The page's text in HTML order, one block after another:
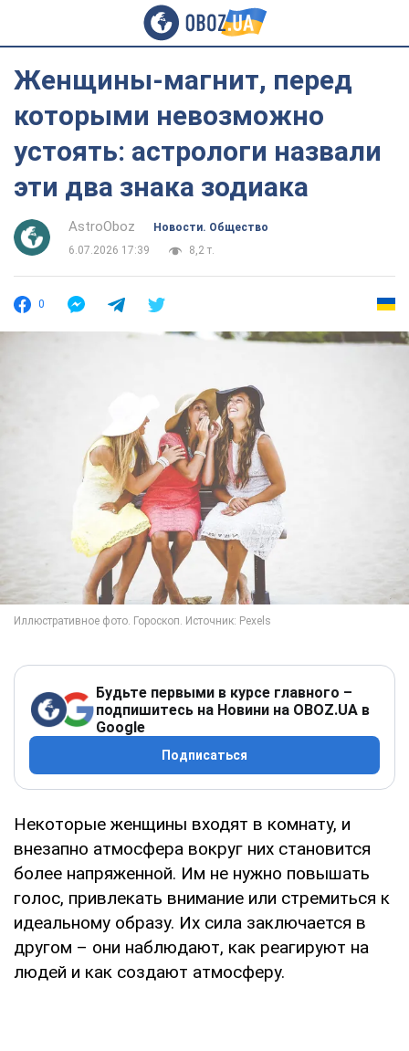
Женщины-магнит, перед
которыми невозможно
устоять: астрологи назвали
эти два знака зодиака
AstroOboz
Новости. Общество
6.07.2026 17:39
8,2 т.
0
Будьте первыми в курсе главного –
подпишитесь на Новини на OBOZ.UA в
Google
Подписаться
Некоторые женщины входят в комнату, и
внезапно атмосфера вокруг них становится
более напряженной. Им не нужно повышать
голос, привлекать внимание или стремиться к
идеальному образу. Их сила заключается в
другом – они наблюдают, как реагируют на
людей и как создают атмосферу.